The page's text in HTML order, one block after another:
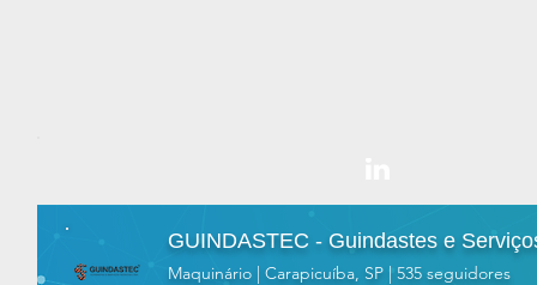
GUINDASTEC - Guindastes e
Maquinário | Carapicuíba, SP | 535 seguidores